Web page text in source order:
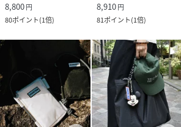
■メーカーサイズ表記(JUNサイズ表記)
F(F)
※撮影時の光、お使いのモニター環境に
違う場合がございます。
性別タイプ レディース
原産国 ブラック（01）：ベトナム
8,800円
80ポイント(1倍)
8,910円
81ポイント(1倍)